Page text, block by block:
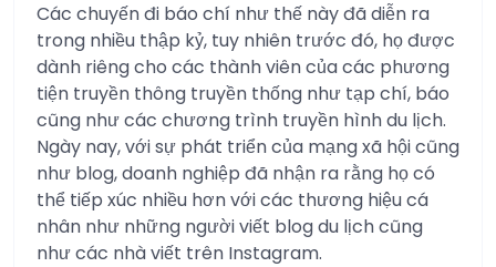
Các chuyến đi báo chí như thế này đã diễn ra
trong nhiều thập kỷ, tuy nhiên trước đó, họ được
dành riêng cho các thành viên của các phương
tiện truyền thông truyền thống như tạp chí, báo
cũng như các chương trình truyền hình du lịch.
Ngày nay, với sự phát triển của mạng xã hội cũng
như blog, doanh nghiệp đã nhận ra rằng họ có
thể tiếp xúc nhiều hơn với các thương hiệu cá
nhân như những người viết blog du lịch cũng
như các nhà viết trên Instagram.